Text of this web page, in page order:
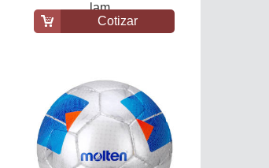
lam...
Cotizar